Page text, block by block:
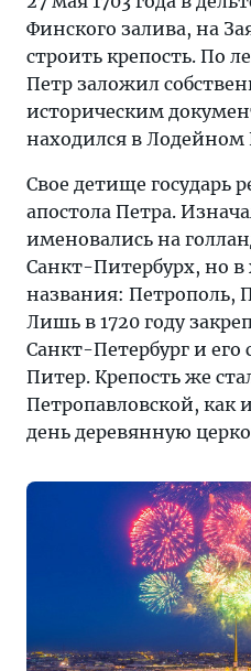
Финского залива, на
строить крепость. По
Петр заложил
историческим
находился в Лодейном
Свое детище государь
апостола Петра.
именовались на
Санкт-Питербурх, но в
названия: Петрополь,
Лишь в 1720 году
Санкт-Петербург и
Питер. Крепость же
Петропавловской, как
день деревянную